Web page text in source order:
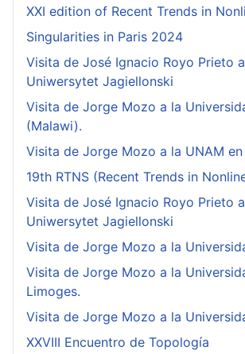
XXI edition of Recent Trends in
Singularities in Paris 2024
Visita de José Ignacio Royo Prieto
Uniwersytet Jagiellonski
Visita de Jorge Mozo a la
(Malawi).
Visita de Jorge Mozo a la UNAM en
19th RTNS (Recent Trends in
Visita de José Ignacio Royo Prieto
Uniwersytet Jagiellonski
Visita de Jorge Mozo a la
Visita de Jorge Mozo a la
Limoges.
Visita de Jorge Mozo a la
XXVIII Encuentro de Topología